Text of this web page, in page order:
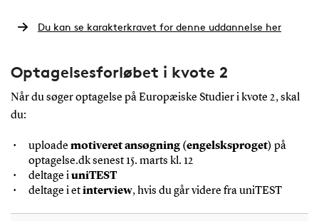
Du kan se karakterkravet for denne uddannelse her
Optagelsesforløbet i kvote 2
Når du søger optagelse på Europæiske Studier i kvote 2, skal
du:
uploade motiveret ansøgning (engelsksproget) på
optagelse.dk senest 15. marts kl. 12
deltage iuniTEST
deltage i etinterview, hvis du går videre fra uniTEST